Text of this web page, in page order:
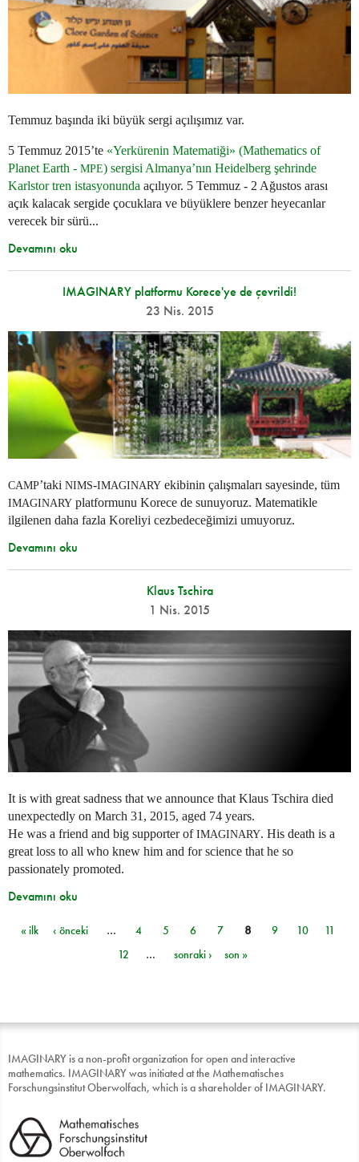
Temmuz başında iki büyük sergi açılışımız var.
5 Temmuz 2015’te «Yerkürenin Matematiği» (Mathematics of
Planet Earth - MPE) sergisi Almanya’nın Heidelberg şehrinde
Karlstor tren istasyonunda açılıyor. 5 Temmuz - 2 Ağustos arası
açık kalacak sergide çocuklara ve büyüklere benzer heyecanlar
verecek bir sürü...
Devamını oku
IMAGINARY platformu Korece'ye de çevrildi!
23 Nis. 2015
CAMP’taki NIMS-IMAGINARY ekibinin çalışmaları sayesinde, tüm
IMAGINARY platformunu Korece de sunuyoruz. Matematikle
ilgilenen daha fazla Koreliyi cezbedeceğimizi umuyoruz.
Devamını oku
Klaus Tschira
1 Nis. 2015
It is with great sadness that we announce that Klaus Tschira died
unexpectedly on March 31, 2015, aged 74 years.
He was a friend and big supporter ofIMAGINARY. His death is a
great loss to all who knew him and for science that he so
passionately promoted.
Devamını oku
Sayfalar
« ilk ‹ önceki … 4 5 6 7 8 9 10
11
12
… sonraki › son »
IMAGINARY is a non-profit organization for open and interactive
mathematics. IMAGINARY was initiated at the Mathematisches
Forschungsinstitut Oberwolfach, which is a shareholder of IMAGINARY.